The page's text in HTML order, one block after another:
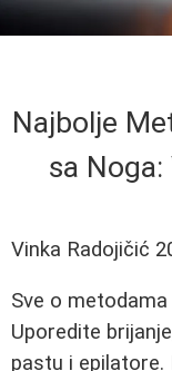
Najbolje
sa
Vinka Radojičić
Sve o
Uporedite
pastu i